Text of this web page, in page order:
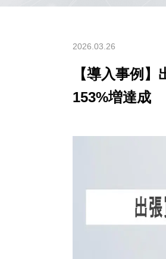
2026.03.26
【導入事例
153%増達成